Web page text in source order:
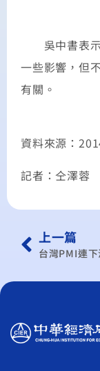
吳中書表示
一些影響，但
有關。
資料來源：
記者：仝澤蓉
上一篇